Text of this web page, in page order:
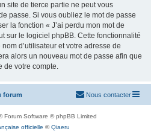
site de tierce partie ne peut vous
passe. Si vous oubliez le mot de passe
la fonction « J’ai perdu mon mot de
sur le logiciel phpBB. Cette fonctionnalité
d’utilisateur et votre adresse de
alors un nouveau mot de passe afin que
de votre compte.
forum Nous contacter
Forum Software © phpBB Limited
officielle ©Qiaeru